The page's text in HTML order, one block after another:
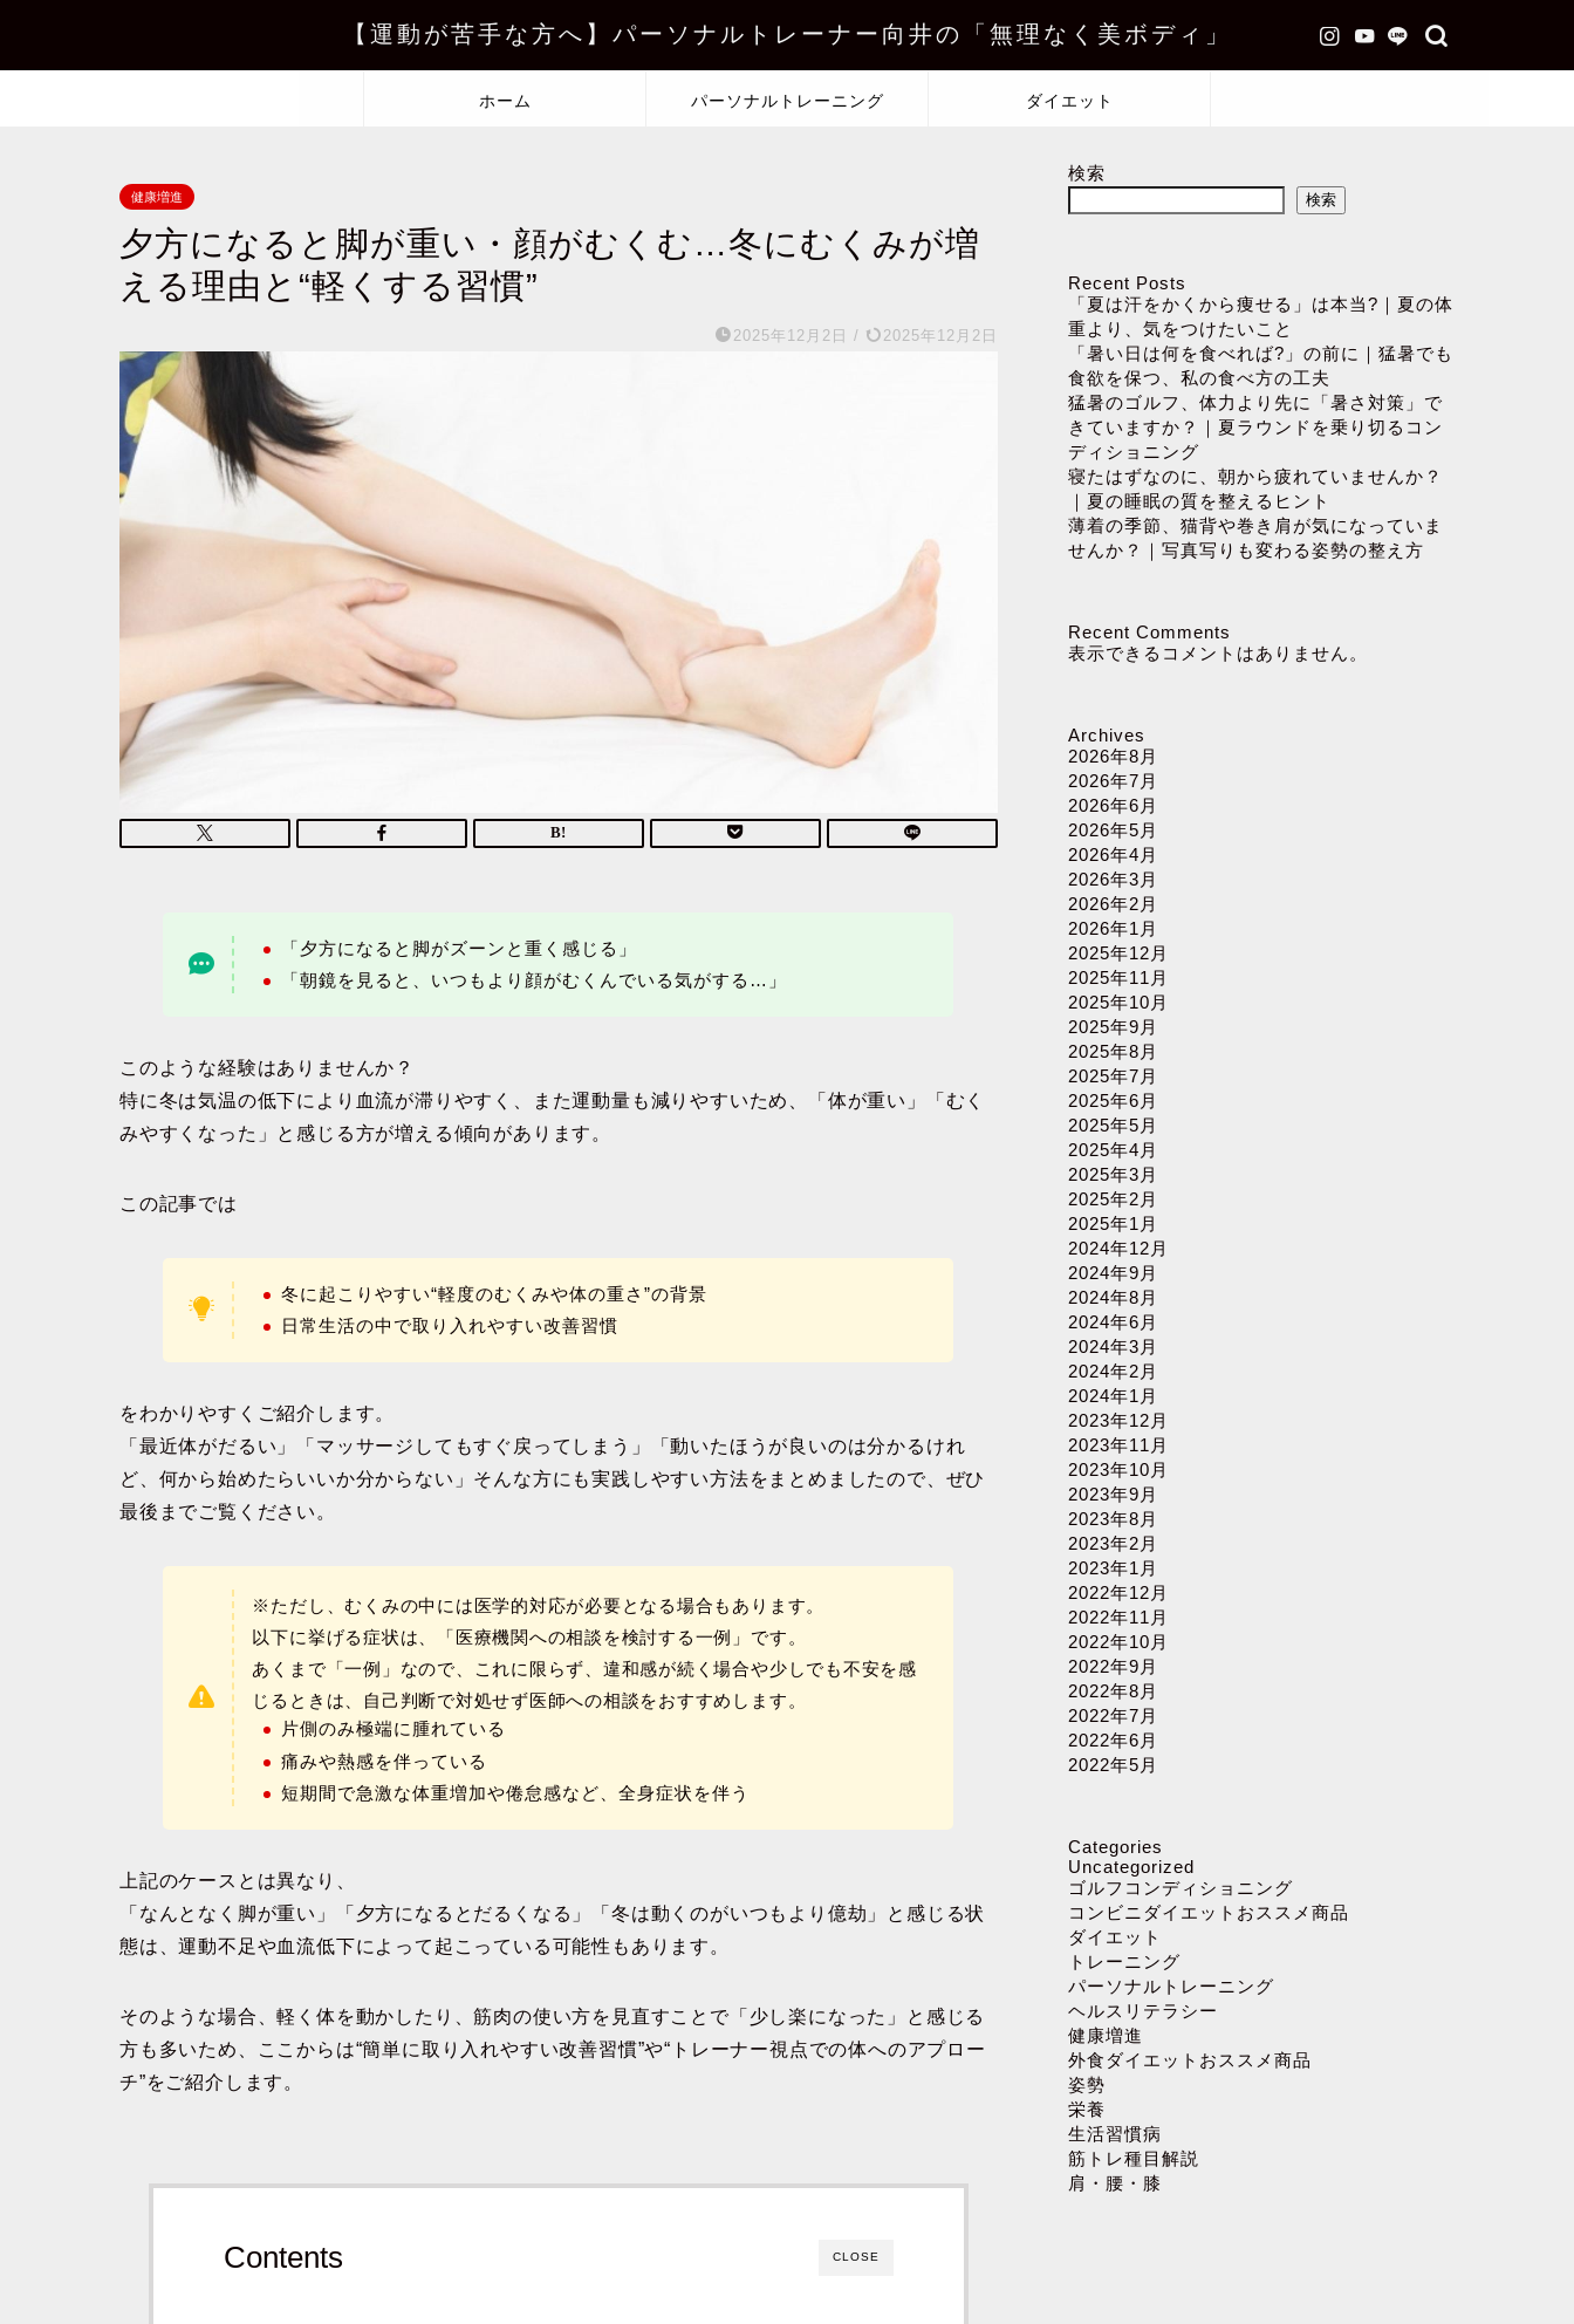
【運動が苦手な方へ】パーソナルトレーナー向井の「無理なく美ボディ」
ホーム パーソナルトレーニング ダイエット
健康増進
夕方になると脚が重い・顔がむくむ…冬にむくみが増
える理由と“軽くする習慣”
2025年12月2日 / 2025年12月2日
「夕方になると脚がズーンと重く感じる」
「朝鏡を見ると、いつもより顔がむくんでいる気がする…」
このような経験はありませんか？
特に冬は気温の低下により血流が滞りやすく、また運動量も減りやすいため、「体が重い」「むく
みやすくなった」と感じる方が増える傾向があります。
この記事では
冬に起こりやすい“軽度のむくみや体の重さ”の背景
日常生活の中で取り入れやすい改善習慣
をわかりやすくご紹介します。
「最近体がだるい」「マッサージしてもすぐ戻ってしまう」「動いたほうが良いのは分かるけれ
ど、何から始めたらいいか分からない」そんな方にも実践しやすい方法をまとめましたので、ぜひ
最後までご覧ください。
※ただし、むくみの中には医学的対応が必要となる場合もあります。
以下に挙げる症状は、「医療機関への相談を検討する一例」です。
あくまで「一例」なので、これに限らず、違和感が続く場合や少しでも不安を感
じるときは、自己判断で対処せず医師への相談をおすすめします。
片側のみ極端に腫れている
痛みや熱感を伴っている
短期間で急激な体重増加や倦怠感など、全身症状を伴う
上記のケースとは異なり、
「なんとなく脚が重い」「夕方になるとだるくなる」「冬は動くのがいつもより億劫」と感じる状
態は、運動不足や血流低下によって起こっている可能性もあります。
そのような場合、軽く体を動かしたり、筋肉の使い方を見直すことで「少し楽になった」と感じる
方も多いため、ここからは“簡単に取り入れやすい改善習慣”や“トレーナー視点での体へのアプロー
チ”をご紹介します。
CLOSE
Contents
検索
検索
Recent Posts
「夏は汗をかくから痩せる」は本当?｜夏の体
重より、気をつけたいこと
「暑い日は何を食べれば?」の前に｜猛暑でも
食欲を保つ、私の食べ方の工夫
猛暑のゴルフ、体力より先に「暑さ対策」で
きていますか？｜夏ラウンドを乗り切るコン
ディショニング
寝たはずなのに、朝から疲れていませんか？
｜夏の睡眠の質を整えるヒント
薄着の季節、猫背や巻き肩が気になっていま
せんか？｜写真写りも変わる姿勢の整え方
Recent Comments
表示できるコメントはありません。
Archives
2026年8月
2026年7月
2026年6月
2026年5月
2026年4月
2026年3月
2026年2月
2026年1月
2025年12月
2025年11月
2025年10月
2025年9月
2025年8月
2025年7月
2025年6月
2025年5月
2025年4月
2025年3月
2025年2月
2025年1月
2024年12月
2024年9月
2024年8月
2024年6月
2024年3月
2024年2月
2024年1月
2023年12月
2023年11月
2023年10月
2023年9月
2023年8月
2023年2月
2023年1月
2022年12月
2022年11月
2022年10月
2022年9月
2022年8月
2022年7月
2022年6月
2022年5月
Categories
Uncategorized
ゴルフコンディショニング
コンビニダイエットおススメ商品
ダイエット
トレーニング
パーソナルトレーニング
ヘルスリテラシー
健康増進
外食ダイエットおススメ商品
姿勢
栄養
生活習慣病
筋トレ種目解説
肩・腰・膝